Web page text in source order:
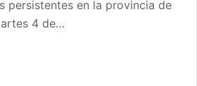
persistentes en la provincia de
4 de…